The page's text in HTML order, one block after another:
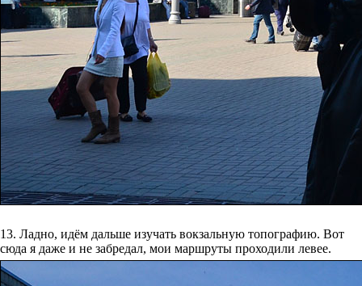
13. Ладно, идём дальше изучать вокзальную топографию. Вот
сюда я даже и не забредал, мои маршруты проходили левее.